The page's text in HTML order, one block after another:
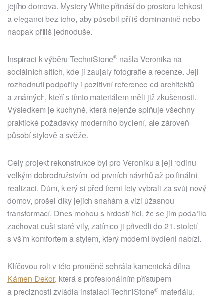
jejího domova. Mystery White přináší do prostoru lehkost
a eleganci bez toho, aby působil příliš dominantně nebo
naopak příliš jednoduše.
Inspiraci k výběru TechniStone® našla Veronika na
sociálních sítích, kde ji zaujaly fotografie a recenze. Její
rozhodnutí podpořily i pozitivní reference od architektů
a známých, kteří s tímto materiálem měli již zkušenosti.
Výsledkem je kuchyně, která nejenže splňuje všechny
praktické požadavky moderního bydlení, ale zároveň
působí stylově a svěže.
Celý projekt rekonstrukce byl pro Veroniku a její rodinu
velkým dobrodružstvím, od prvních návrhů až po finální
realizaci. Dům, který si před třemi lety vybrali za svůj nový
domov, prošel díky jejich snahám a vizi úžasnou
transformací. Dnes mohou s hrdostí říci, že se jim podařilo
zachovat duši staré vily, zatímco ji přivedli do 21. století
s vším komfortem a stylem, který moderní bydlení nabízí.
Klíčovou roli v této proměně sehrála kamenická dílna
Kámen Dekor, která s profesionálním přístupem
a precizností zvládla instalaci TechniStone® materiálu.